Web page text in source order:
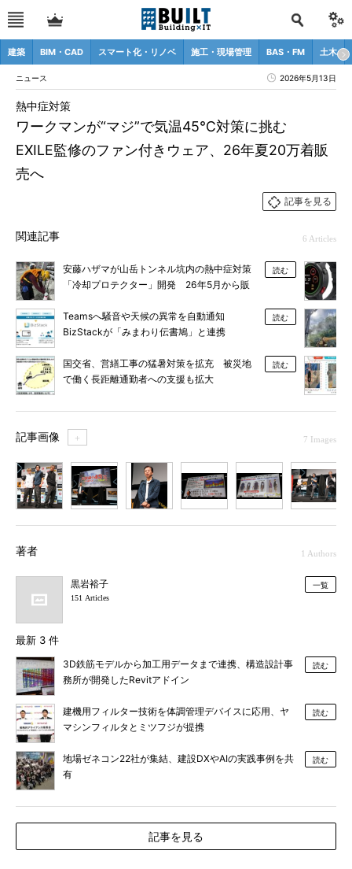
建築 BIM・CAD スマート化・リノベ 施工・現場管理 BAS・FM 土木
ニュース 2026年5月13日
ワークマンが“マジ”で気温45℃対策に挑む
EXILE監修のファン付きウェア、26年夏20万着販
売へ
熱中症対策
記事を見る
関連記事 6 Articles
安藤ハザマが山岳トンネル坑内の熱中症対策
「冷却プロテクター」開発 26年5月から販
読む
Teamsへ騒音や天候の異常を自動通知
BizStackが「みまわり伝書鳩」と連携
読む
国交省、営繕工事の猛暑対策を拡充 被災地
で働く長距離通勤者への支援も拡大
読む
記事画像 ＋ 7 Images
著者 1 Authors
黒岩裕子
151 Articles
一覧
最新 3 件
3D鉄筋モデルから加工用データまで連携、構造設計事
務所が開発したRevitアドイン
読む
建機用フィルター技術を体調管理デバイスに応用、ヤ
マシンフィルタとミツフジが提携
読む
地場ゼネコン22社が集結、建設DXやAIの実践事例を共
有
読む
記事を見る